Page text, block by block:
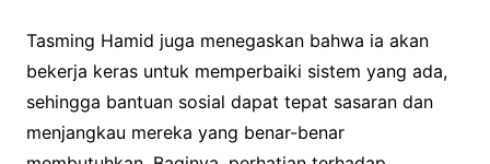
Tasming Hamid juga menegaskan bahwa ia akan
bekerja keras untuk memperbaiki sistem yang ada,
sehingga bantuan sosial dapat tepat sasaran dan
menjangkau mereka yang benar-benar